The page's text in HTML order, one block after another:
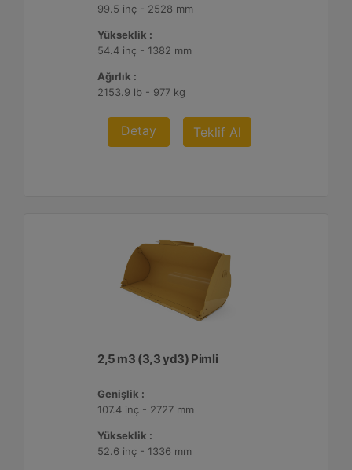
99.5 inç - 2528 mm
Yükseklik :
54.4 inç - 1382 mm
Ağırlık :
2153.9 lb - 977 kg
Detay Teklif Al
2,5 m3 (3,3 yd3) Pimli
Genişlik :
107.4 inç - 2727 mm
Yükseklik :
52.6 inç - 1336 mm